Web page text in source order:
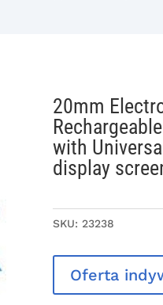
20mm
with
display
SKU: 23238
Oferta